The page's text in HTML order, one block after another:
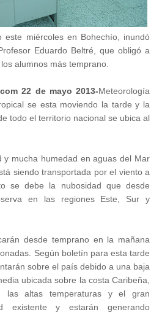
este miércoles en Bohechío, inundó
Eduardo Beltré, que obligó a
alumnos más temprano.
22 de mayo 2013-Meteorología
se esta moviendo la tarde y la
todo el territorio nacional se ubica al
y mucha humedad en aguas del Mar
siendo transportada por el viento a
se debe la nubosidad que desde
en las regiones Este, Sur y
desde temprano en la mañana
Según boletín para esta tarde
sobre el país debido a una baja
ubicada sobre la costa Caribeña,
las altas temperaturas y el gran
existente y estarán generando